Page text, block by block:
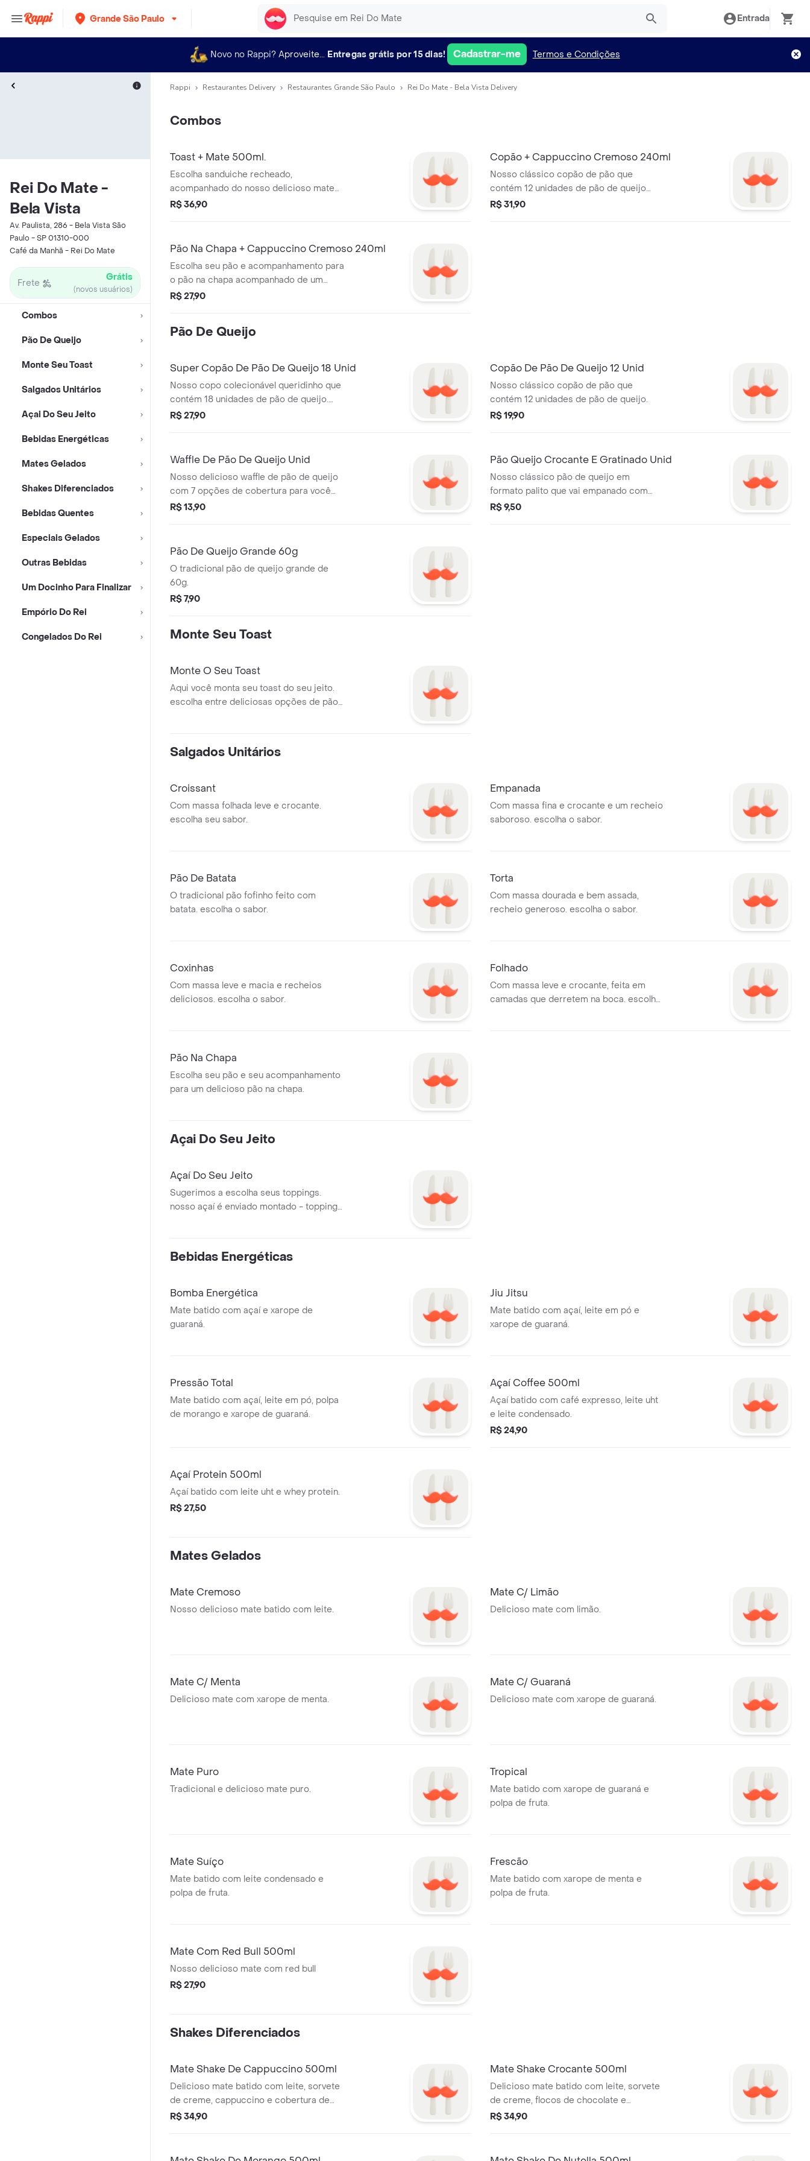
Grande São Paulo Entrada
Novo no Rappi? Aproveite... Entregas grátis por 15 dias! Cadastrar-me Termos e Condições
Rei Do Mate -
Bela Vista
Av. Paulista, 286 - Bela Vista São
Paulo - SP 01310-000
Café da Manhã - Rei Do Mate
Frete Grátis
(novos usuários)
Combos
Pão De Queijo
Monte Seu Toast
Salgados Unitários
Açai Do Seu Jeito
Bebidas Energéticas
Mates Gelados
Shakes Diferenciados
Bebidas Quentes
Especiais Gelados
Outras Bebidas
Um Docinho Para Finalizar
Empório Do Rei
Congelados Do Rei
Rappi Restaurantes Delivery Restaurantes Grande São Paulo Rei Do Mate - Bela Vista Delivery
Combos
Toast + Mate 500ml.
Escolha sanduiche recheado,
acompanhado do nosso delicioso mate
puro ou com limão.
R$ 36,90
Copão + Cappuccino Cremoso 240ml
Nosso clássico copão de pão que
contém 12 unidades de pão de queijo
com delicioso cappuccino cremoso.
R$ 31,90
Pão Na Chapa + Cappuccino Cremoso 240ml
Escolha seu pão e acompanhamento para
o pão na chapa acompanhado de um
delicioso cappuccino cremoso.
R$ 27,90
Pão De Queijo
Super Copão De Pão De Queijo 18 Unid
Nosso copo colecionável queridinho que
contém 18 unidades de pão de queijo.
escolha sua arte.
R$ 27,90
Copão De Pão De Queijo 12 Unid
Nosso clássico copão de pão que
contém 12 unidades de pão de queijo.
R$ 19,90
Waffle De Pão De Queijo Unid
Nosso delicioso waffle de pão de queijo
com 7 opções de cobertura para você
escolher.
R$ 13,90
Pão Queijo Crocante E Gratinado Unid
Nosso clássico pão de queijo em
formato palito que vai empanado com
queijo parmesão que depois de assado
R$ 9,50
Pão De Queijo Grande 60g
O tradicional pão de queijo grande de
60g.
R$ 7,90
Monte Seu Toast
Monte O Seu Toast
Aqui você monta seu toast do seu jeito.
escolha entre deliciosas opções de pão
Salgados Unitários
Croissant
Com massa folhada leve e crocante.
escolha seu sabor.
Empanada
Com massa fina e crocante e um recheio
saboroso. escolha o sabor.
Pão De Batata
O tradicional pão fofinho feito com
batata. escolha o sabor.
Torta
Com massa dourada e bem assada,
recheio generoso. escolha o sabor.
Coxinhas
Com massa leve e macia e recheios
deliciosos. escolha o sabor.
Folhado
Com massa leve e crocante, feita em
camadas que derretem na boca. escolha
Pão Na Chapa
Escolha seu pão e seu acompanhamento
para um delicioso pão na chapa.
Açai Do Seu Jeito
Açaí Do Seu Jeito
Sugerimos a escolha seus toppings.
nosso açaí é enviado montado - toppings
Bebidas Energéticas
Bomba Energética
Mate batido com açaí e xarope de
guaraná.
Jiu Jitsu
Mate batido com açaí, leite em pó e
xarope de guaraná.
Pressão Total
Mate batido com açaí, leite em pó, polpa
de morango e xarope de guaraná.
Açaí Coffee 500ml
Açaí batido com café expresso, leite uht
e leite condensado.
R$ 24,90
Açaí Protein 500ml
Açaí batido com leite uht e whey protein.
R$ 27,50
Mates Gelados
Mate Cremoso
Nosso delicioso mate batido com leite.
Mate C/ Limão
Delicioso mate com limão.
Mate C/ Menta
Delicioso mate com xarope de menta.
Mate C/ Guaraná
Delicioso mate com xarope de guaraná.
Mate Puro
Tradicional e delicioso mate puro.
Tropical
Mate batido com xarope de guaraná e
polpa de fruta.
Mate Suíço
Mate batido com leite condensado e
polpa de fruta.
Frescão
Mate batido com xarope de menta e
polpa de fruta.
Mate Com Red Bull 500ml
Nosso delicioso mate com red bull
R$ 27,90
Shakes Diferenciados
Mate Shake De Cappuccino 500ml
Delicioso mate batido com leite, sorvete
de creme, cappuccino e cobertura de
chocolate.
R$ 34,90
Mate Shake Crocante 500ml
Delicioso mate batido com leite, sorvete
de creme, flocos de chocolate e
cobertura de chocolate.
R$ 34,90